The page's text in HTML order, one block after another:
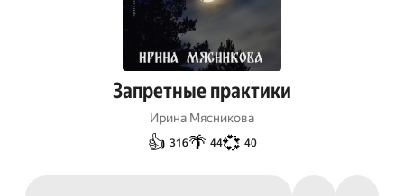
Запретные практики
Ирина Мясникова
👍 316🌴 44💞 40